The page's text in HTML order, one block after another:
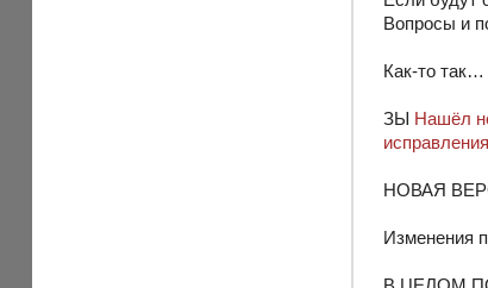
Вопросы и
Как-то так…
ЗЫ Нашёл
НОВАЯ
Изменения